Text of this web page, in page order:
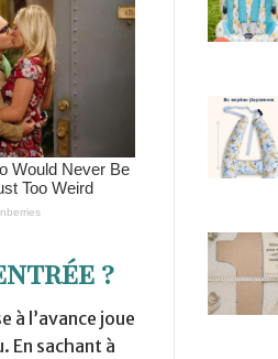
?
à l’avance joue
En sachant à